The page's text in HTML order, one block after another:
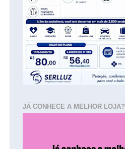
JÁ CONHECE A MELHOR LOJA?